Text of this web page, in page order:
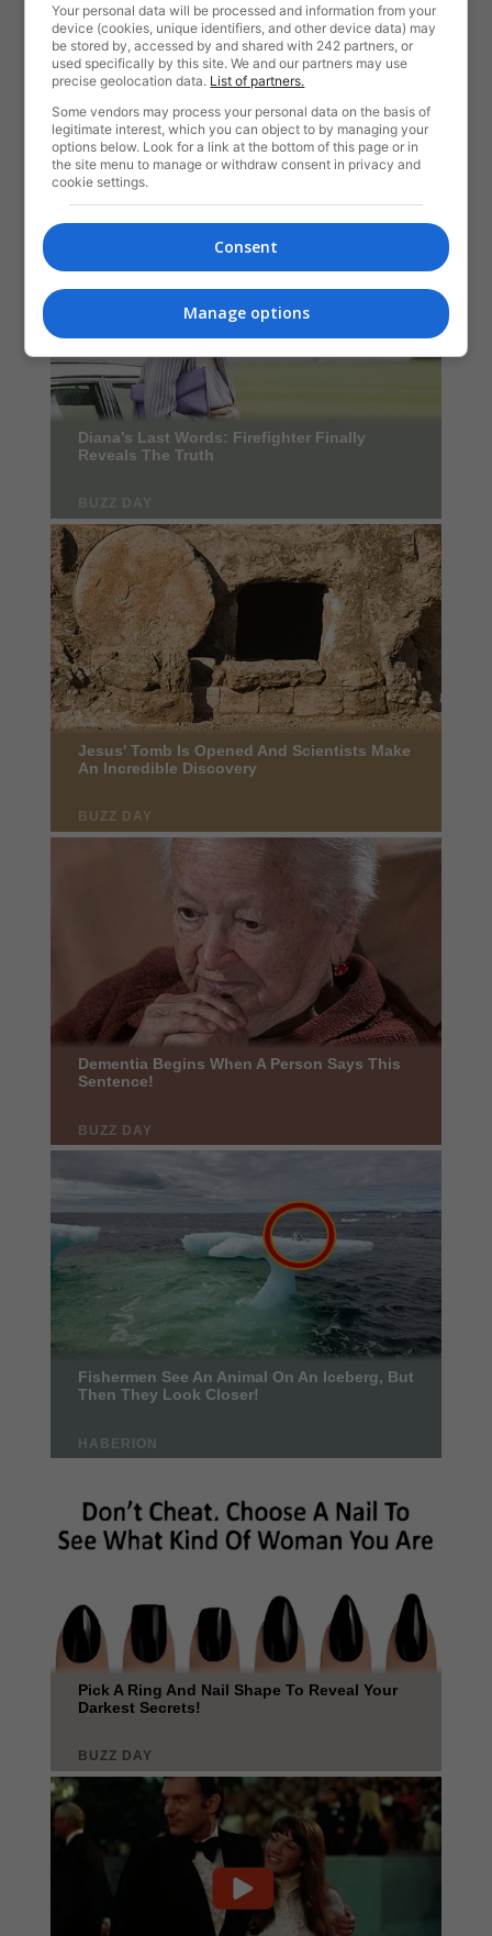
Your personal data will be processed and information from your
device (cookies, unique identifiers, and other device data) may
be stored by, accessed by and shared with 242 partners, or
used specifically by this site. We and our partners may use
precise geolocation data. List of partners.
Some vendors may process your personal data on the basis of
legitimate interest, which you can object to by managing your
options below. Look for a link at the bottom of this page or in
the site menu to manage or withdraw consent in privacy and
cookie settings.
Consent
Manage options